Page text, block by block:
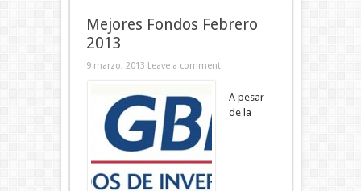
Mejores Fondos Febrero
2013
9 marzo, 2013 Leave a comment
A pesar
de la